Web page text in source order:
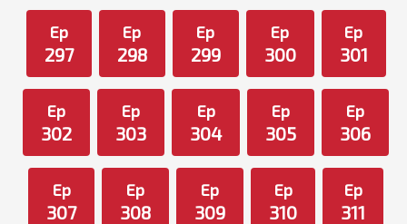
Ep
297
Ep
298
Ep
299
Ep
300
Ep
301
Ep
302
Ep
303
Ep
304
Ep
305
Ep
306
Ep
307
Ep
308
Ep
309
Ep
310
Ep
311